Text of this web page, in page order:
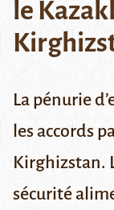
le
La pénurie
les accords
Kirghizstan.
sécurité